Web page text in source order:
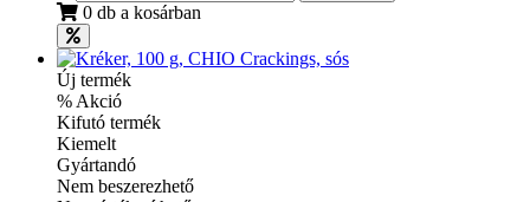
0 db a kosárban
Új termék
% Akció
Kifutó termék
Kiemelt
Gyártandó
Nem beszerezhető